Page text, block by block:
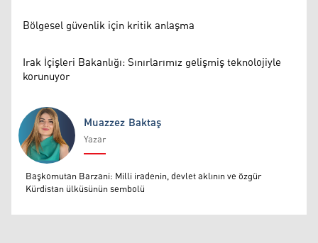
Bölgesel güvenlik için kritik anlaşma
Irak İçişleri Bakanlığı: Sınırlarımız gelişmiş teknolojiyle
korunuyor
Muazzez Baktaş
Muazzez Baktaş
Yazar
Başkomutan Barzani: Milli iradenin, devlet aklının ve özgür
Kürdistan ülküsünün sembolü